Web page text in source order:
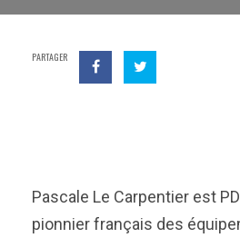
PARTAGER
Pascale Le Carpentier est
pionnier français des